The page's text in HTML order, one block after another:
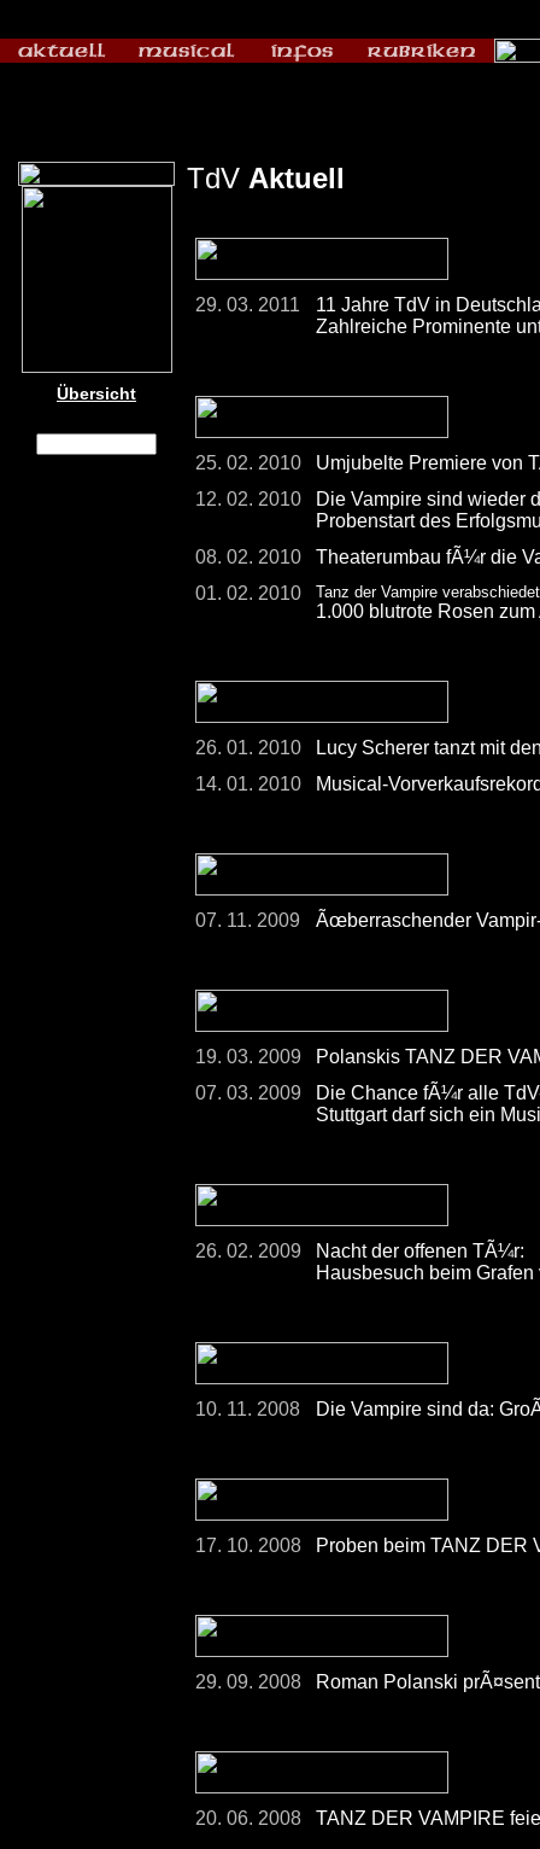
Übersicht
TdV Aktuell
29. 03. 2011
11 Jahre TdV in
Zahlreiche Prominente
25. 02. 2010
Umjubelte Premiere von
12. 02. 2010
Die Vampire sind wieder
Probenstart des
08. 02. 2010
Theaterumbau fÃ¼r die
01. 02. 2010
Tanz der Vampire
1.000 blutrote Rosen
26. 01. 2010
Lucy Scherer tanzt mit
14. 01. 2010
Musical-
07. 11. 2009 Ãœberraschender
19. 03. 2009
Polanskis TANZ DER
07. 03. 2009
Die Chance fÃ¼r alle
Stuttgart darf sich ein
26. 02. 2009
Nacht der offenen TÃ¼r:
Hausbesuch beim
10. 11. 2008 Die Vampire sind da:
17. 10. 2008 Proben beim TANZ DER
29. 09. 2008 Roman Polanski
20. 06. 2008 TANZ DER VAMPIRE